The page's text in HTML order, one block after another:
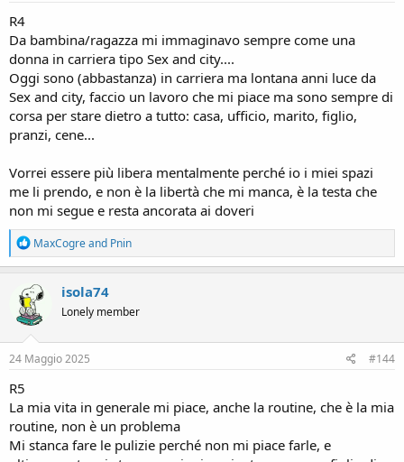
R4
Da bambina/ragazza mi immaginavo sempre come una
donna in carriera tipo Sex and city....
Oggi sono (abbastanza) in carriera ma lontana anni luce da
Sex and city, faccio un lavoro che mi piace ma sono sempre di
corsa per stare dietro a tutto: casa, ufficio, marito, figlio,
pranzi, cene...
Vorrei essere più libera mentalmente perché io i miei spazi
me li prendo, e non è la libertà che mi manca, è la testa che
non mi segue e resta ancorata ai doveri
R
e
a
c
t
i
o
n
s
MaxCogreand Pnin
isola74
Lonely member
24 Maggio 2025 #144
R5
La mia vita in generale mi piace, anche la routine, che è la mia
routine, non è un problema
Mi stanca fare le pulizie perché non mi piace farle, e